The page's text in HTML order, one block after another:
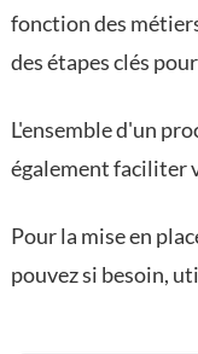
fonction des
des étapes clés
L'ensemble d'un
également faciliter
Pour la mise en
pouvez si besoin,